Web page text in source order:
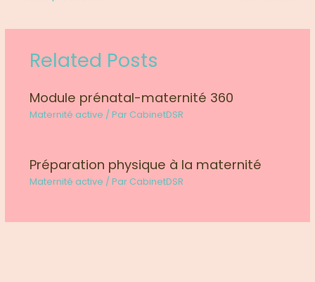
Related Posts
Module prénatal-maternité 360
Maternité active / ParCabinetDSR
Préparation physique à la maternité
Maternité active / ParCabinetDSR